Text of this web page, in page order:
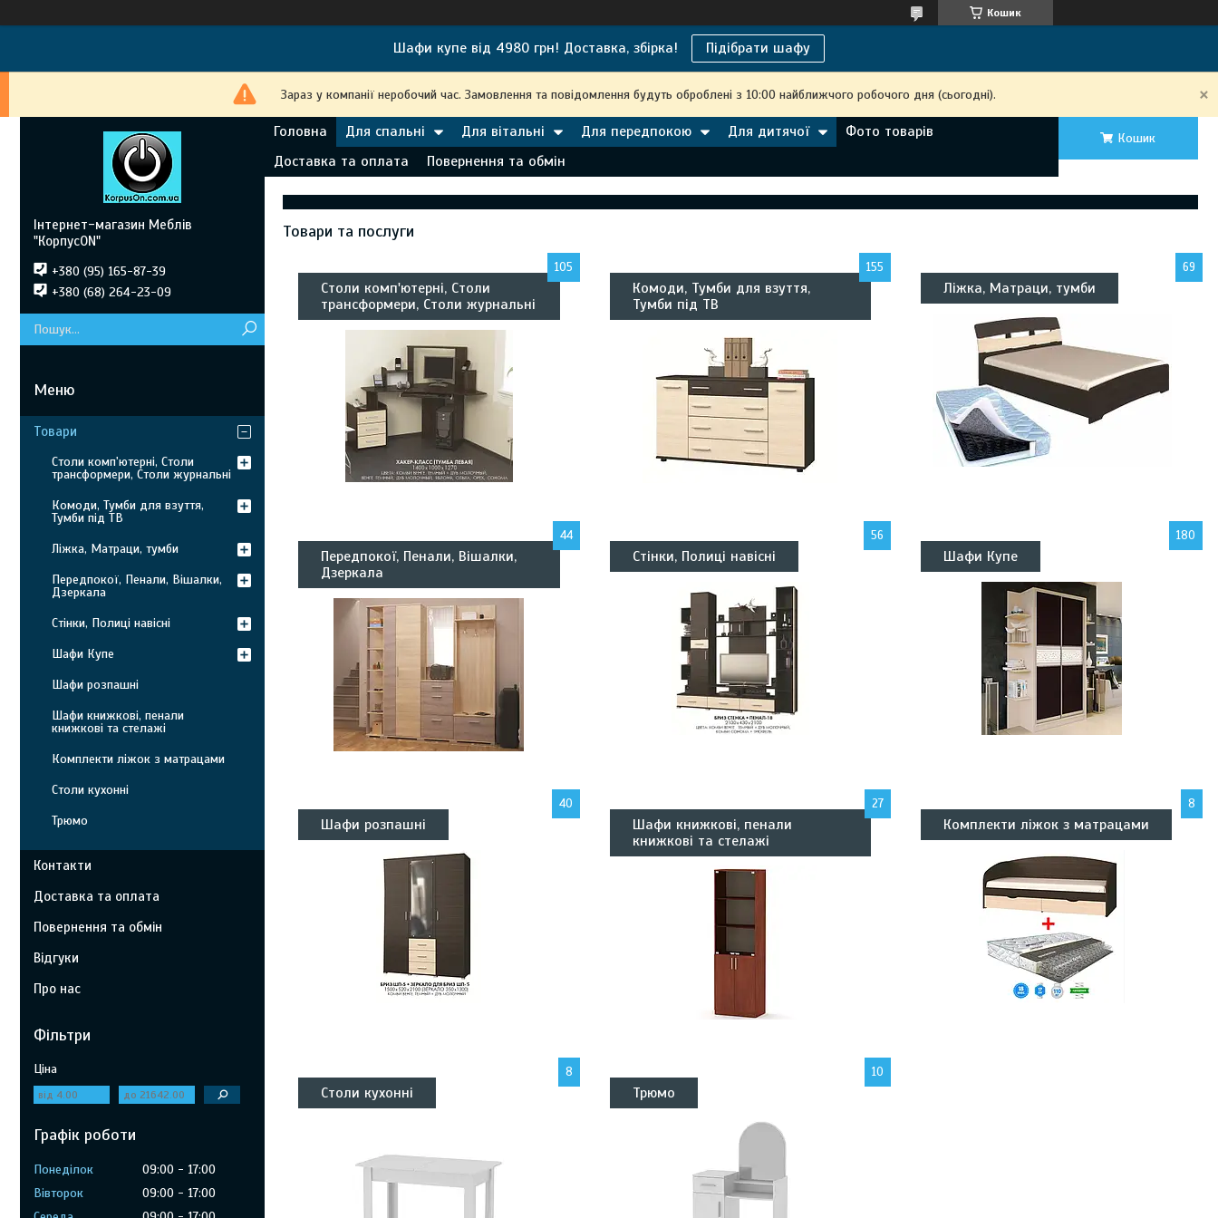
Кошик
Шафи купе від 4980 грн! Доставка, збірка! Підібрати шафу
Зараз у компанії неробочий час. Замовлення та повідомлення будуть оброблені з 10:00 найближчого робочого дня (сьогодні).
Головна Для спальні Для вітальні Для передпокою Для дитячої
Фото товарів
Доставка та оплата
Повернення та обмін
Кошик
Товари та послуги
Столи комп'ютерні, Столи
трансформери, Столи журнальні
105
Комоди, Тумби для взуття,
Тумби під ТВ
155
Ліжка, Матраци, тумби
69
Передпокої, Пенали, Вішалки,
Дзеркала
44
Стінки, Полиці навісні
56
Шафи Купе
180
Шафи розпашні
40
Шафи книжкові, пенали
книжкові та стелажі
27
Комплекти ліжок з матрацами
8
Столи кухонні
8
Трюмо
10
Інтернет-магазин Меблів
"КорпусON"
+380 (95) 165-87-39
+380 (68) 264-23-09
Товари
Столи комп'ютерні, Столи
трансформери, Столи журнальні
Комоди, Тумби для взуття,
Тумби під ТВ
Ліжка, Матраци, тумби
Передпокої, Пенали, Вішалки,
Дзеркала
Стінки, Полиці навісні
Шафи Купе
Шафи розпашні
Шафи книжкові, пенали
книжкові та стелажі
Комплекти ліжок з матрацами
Столи кухонні
Трюмо
Контакти
Доставка та оплата
Повернення та обмін
Відгуки
Про нас
Фільтри
Ціна
Графік роботи
Понеділок 09:00
17:00
Вівторок
09:00
17:00